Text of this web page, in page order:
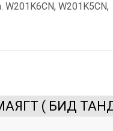
W201K5CN,
( БИД